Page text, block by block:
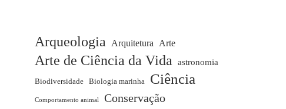
Arqueologia Arquitetura Arte
Arte de Ciência da Vida astronomia
Biodiversidade Biologia marinha Ciência
Comportamento animal
Conservação